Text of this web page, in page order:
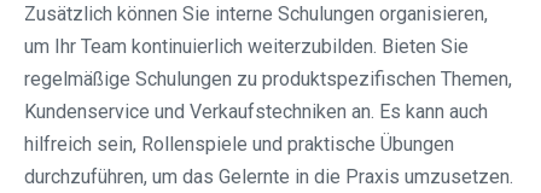
Zusätzlich können Sie interne Schulungen organisieren,
um Ihr Team kontinuierlich weiterzubilden. Bieten Sie
regelmäßige Schulungen zu produktspezifischen Themen,
Kundenservice und Verkaufstechniken an. Es kann auch
hilfreich sein, Rollenspiele und praktische Übungen
durchzuführen, um das Gelernte in die Praxis umzusetzen.